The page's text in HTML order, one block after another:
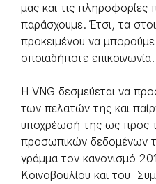
μας και τις
παράσχουμε. Έτσι, τα
προκειμένου να
οποιαδήποτε επικοινωνία.
Η VNG δεσμεύεται να
των πελατών της και
υποχρέωσή της ως προς
προσωπικών δεδομένων
γράμμα τον κανονισμό
Κοινοβουλίου και του